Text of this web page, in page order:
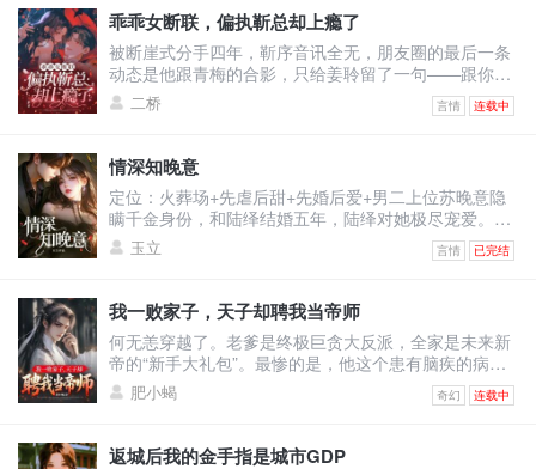
一起，在部队过上了好日子。重活一世，宋秋棠拒绝内
耗，直接携孕肚杀上海岛部队，锤渣男，要补偿，顺便
把顶替她上大学的表姐拉下马。没想到这一闹，竟闹进
了冷面团长的心里
乖乖女断联，偏执靳总却上瘾了
被断崖式分手四年，靳序音讯全无，朋友圈的最后一条
动态是他跟青梅的合影，只给姜聆留了一句——跟你没
做过的，我跟她都做过。所有人都说她被靳序玩了，失
身失心，还妄想要靳序的真心，不知天高地厚。十二岁
助听器，她所有人生的第一次里都有靳序。靳序于她而
言，像一场漫长的顽疾。四年后重逢，姜聆要一个正式
的分手，他却哑声问她，爱过吗？后来才懂那句，当年
的事儿，各有难处
二桥 言情 连载中
情深知晚意
定位：火葬场+先虐后甜+先婚后爱+男二上位苏晚意隐
瞒千金身份，和陆绎结婚五年，陆绎对她极尽宠爱。五
周年，爷爷松口，允她携夫荣归继承家业。可就在这
时，她发现惊天秘密：原来陆绎不单单爱她，也深爱着
她求而不得的骨肉，颜卿卿早已为他生下。最后三十
天，苏晚意彻底看清他深情下的虚伪。“三个人的世界太
拥挤，”她擦掉眼泪，“我的位置让给她，陆绎，再也不
见。”两年后，
玉立 言情 已完结
我一败家子，天子却聘我当帝师
何无恙穿越了。老爹是终极巨贪大反派，全家是未来新
帝的“新手大礼包”。最惨的是，他这个患有脑疾的病秧
子寿命只剩一个时辰不到。好在觉醒败家长寿系统，为
了活命，他只能开启“自杀式”败家，拿着烫手的官银在
的名望就越是功盖千秋。直到有一天，天子御驾亲临何
肥小蝎 奇幻 连载中
返城后我的金手指是城市GDP